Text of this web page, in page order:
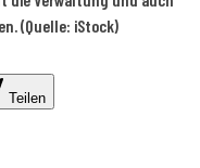
(Quelle: iStock)
Teilen